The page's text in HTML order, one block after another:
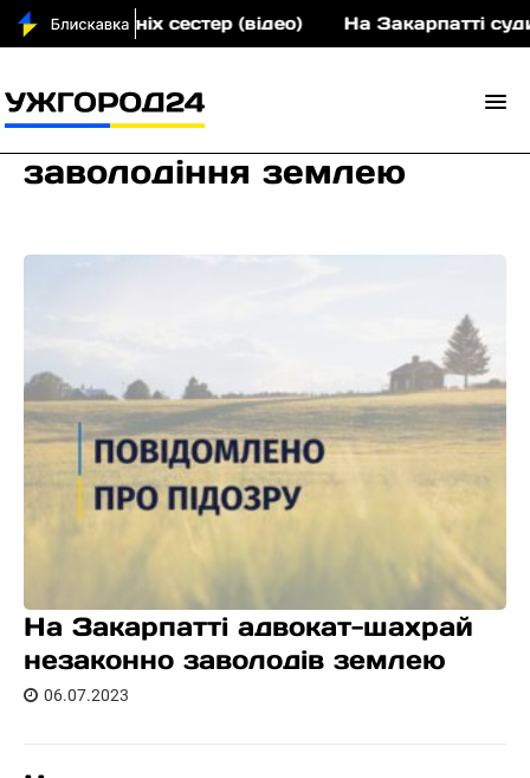
малолітніх сестер (відео) На Закарпатті
заволодіння землею
На Закарпатті адвокат-шахрай
незаконно заволодів землею
06.07.2023